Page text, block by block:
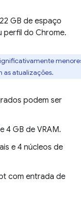
GB de espaço
perfil do Chrome.
as atualizações.
podem ser
4 GB de VRAM.
e 4 núcleos de
com entrada de